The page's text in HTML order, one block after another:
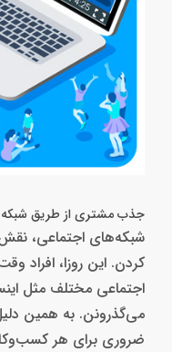
جذب مشتری از طریق
شبکه‌های اجتماعی،
کردن. این روزا، افراد
اجتماعی مختلف مثل
می‌گذرونن. به همین
ضروری برای هر